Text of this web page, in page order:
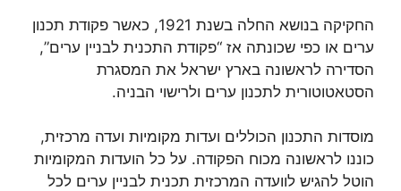
החקיקה בנושא החלה בשנת 1921, כאשר פקודת תכנון
ערים או כפי שכונתה אז “פקודת התכנית לבניין ערים”,
הסדירה לראשונה בארץ ישראל את המסגרת
הסטאטוטורית לתכנון ערים ולרישוי הבניה.
מוסדות התכנון הכוללים ועדות מקומיות ועדה מרכזית,
כוננו לראשונה מכוח הפקודה. על כל הועדות המקומיות
הוטל להגיש לוועדה המרכזית תכנית לבניין ערים לכל